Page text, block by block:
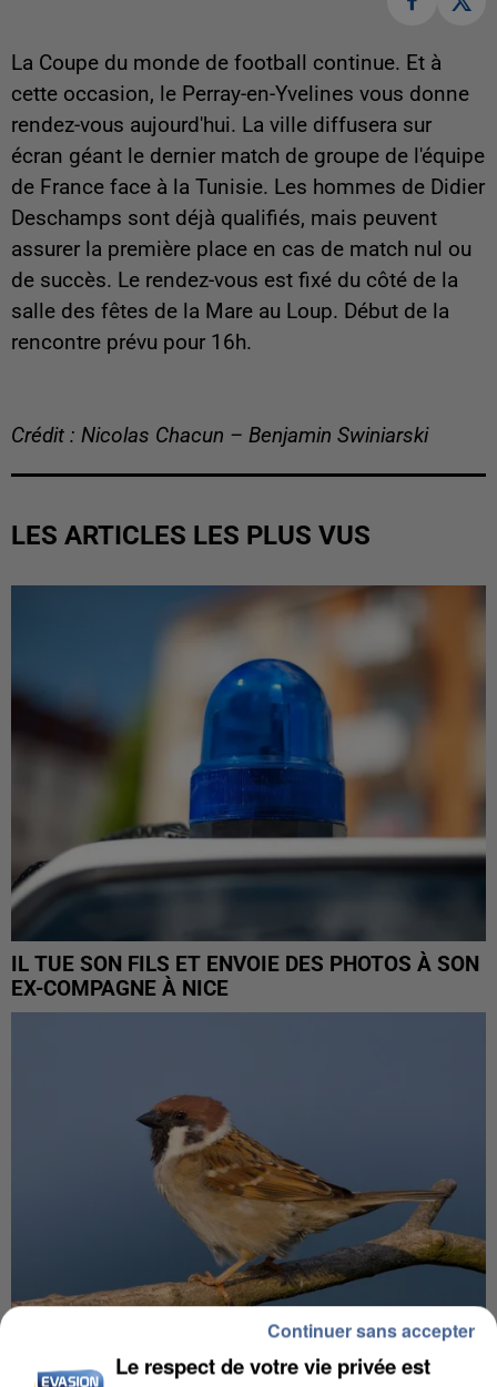
La Coupe du monde de football continue. Et à
cette occasion, le Perray-en-Yvelines vous donne
rendez-vous aujourd'hui. La ville diffusera sur
écran géant le dernier match de groupe de l'équipe
de France face à la Tunisie. Les hommes de Didier
Deschamps sont déjà qualifiés, mais peuvent
assurer la première place en cas de match nul ou
de succès. Le rendez-vous est fixé du côté de la
salle des fêtes de la Mare au Loup. Début de la
rencontre prévu pour 16h.
Crédit : Nicolas Chacun – Benjamin Swiniarski
LES ARTICLES LES PLUS VUS
IL TUE SON FILS ET ENVOIE DES PHOTOS À SON
EX-COMPAGNE À NICE
Le respect de votre vie privée est
Continuer sans accepter